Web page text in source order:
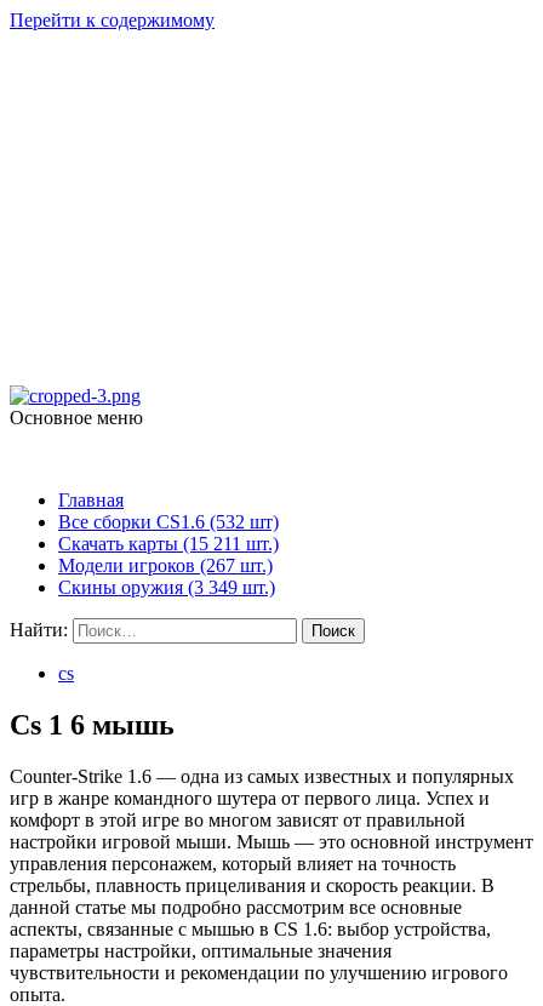
Перейти к содержимому
Основное меню
Главная
Все сборки CS1.6 (532 шт)
Скачать карты (15 211 шт.)
Модели игроков (267 шт.)
Скины оружия (3 349 шт.)
Найти:
cs
Cs 1 6 мышь
Counter-Strike 1.6 — одна из самых известных и популярных
игр в жанре командного шутера от первого лица. Успех и
комфорт в этой игре во многом зависят от правильной
настройки игровой мыши. Мышь — это основной инструмент
управления персонажем, который влияет на точность
стрельбы, плавность прицеливания и скорость реакции. В
данной статье мы подробно рассмотрим все основные
аспекты, связанные с мышью в CS 1.6: выбор устройства,
параметры настройки, оптимальные значения
чувствительности и рекомендации по улучшению игрового
опыта.